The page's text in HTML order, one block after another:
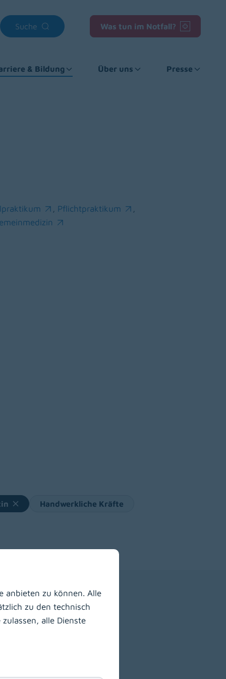
Suche Was tun im Notfall?
& Bildung Über uns Presse
in a new window)
, Pflichtpraktikum
(opens in a new window)
,
Handwerkliche Kräfte
anbieten zu können. Alle
zu den technisch
alle Dienste